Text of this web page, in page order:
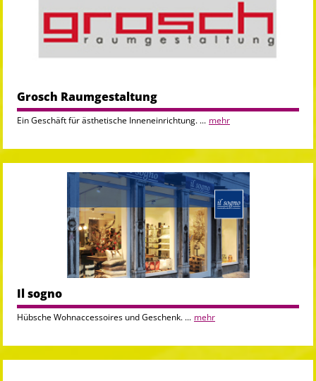
Grosch Raumgestaltung
Ein Geschäft für ästhetische Inneneinrichtung. ... mehr
Il sogno
Hübsche Wohnaccessoires und Geschenk. ... mehr